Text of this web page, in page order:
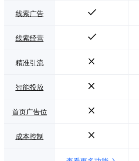
线索广告
线索经营
精准引流
智能投放
首页广告位
成本控制